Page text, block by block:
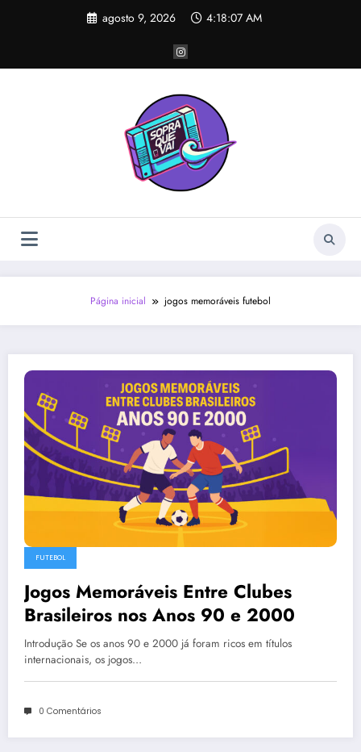
agosto 9, 2026 4:18:07 AM
Página inicial jogos memoráveis futebol
FUTEBOL
Jogos Memoráveis Entre Clubes
Brasileiros nos Anos 90 e 2000
Introdução Se os anos 90 e 2000 já foram ricos em títulos
internacionais, os jogos…
0 Comentários